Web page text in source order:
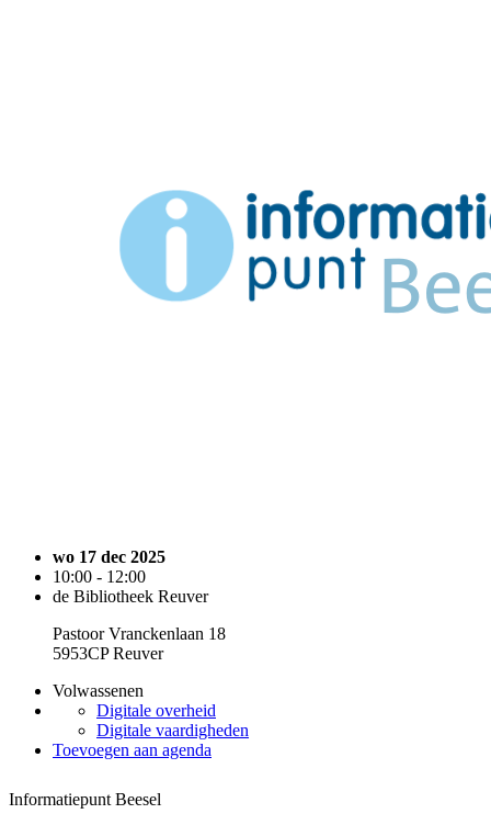
wo 17 dec 2025
10:00 - 12:00
de Bibliotheek Reuver
Pastoor Vranckenlaan 18
5953CP Reuver
Volwassenen
Digitale overheid
Digitale vaardigheden
Toevoegen aan agenda
Informatiepunt Beesel